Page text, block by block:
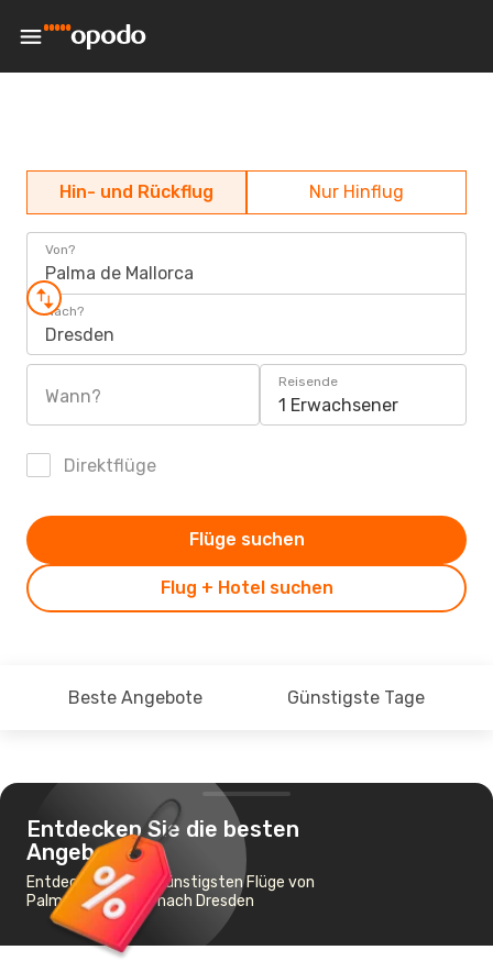
Hin- und Rückflug Nur Hinflug
Von?
Palma de Mallorca
Nach?
Dresden
Wann?
Reisende
1 Erwachsener
Direktflüge
Flug + Hotel suchen
Flüge suchen
Beste Angebote Günstigste Tage
Entdecken Sie die besten
Angebote
Entdecken Sie die günstigsten Flüge von
Palma de Mallorca nach Dresden